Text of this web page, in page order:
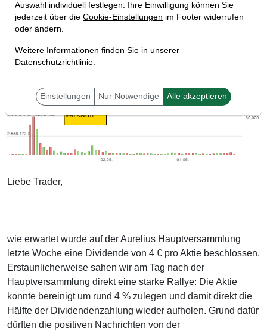
Liebe Trader,
wie erwartet wurde auf der Aurelius Hauptversammlung
letzte Woche eine Dividende von 4 € pro Aktie beschlossen.
Erstaunlicherweise sahen wir am Tag nach der
Hauptversammlung direkt eine starke Rallye: Die Aktie
konnte bereinigt um rund 4 % zulegen und damit direkt die
Hälfte der Dividendenzahlung wieder aufholen. Grund dafür
dürften die positiven Nachrichten von der
Auswahl individuell festlegen. Ihre Einwilligung können Sie
jederzeit über die Cookie-Einstellungen im Footer widerrufen
oder ändern.
Weitere Informationen finden Sie in unserer
Datenschutzrichtlinie.
Einstellungen Nur Notwendige Alle akzeptieren